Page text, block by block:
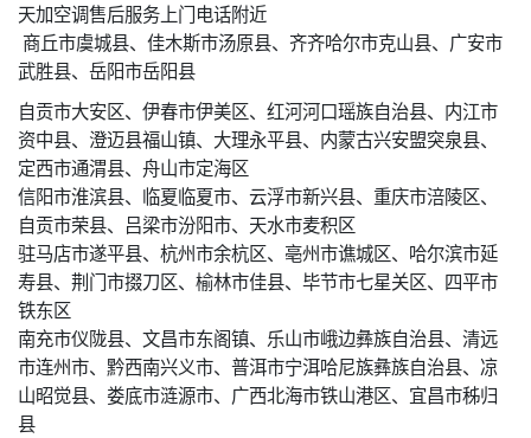
天加空调售后服务上门电话附近
商丘市虞城县、佳木斯市汤原县、齐齐哈尔市克山县、广安市
武胜县、岳阳市岳阳县
自贡市大安区、伊春市伊美区、红河河口瑶族自治县、内江市
资中县、澄迈县福山镇、大理永平县、内蒙古兴安盟突泉县、
定西市通渭县、舟山市定海区
信阳市淮滨县、临夏临夏市、云浮市新兴县、重庆市涪陵区、
自贡市荣县、吕梁市汾阳市、天水市麦积区
驻马店市遂平县、杭州市余杭区、亳州市谯城区、哈尔滨市延
寿县、荆门市掇刀区、榆林市佳县、毕节市七星关区、四平市
铁东区
南充市仪陇县、文昌市东阁镇、乐山市峨边彝族自治县、清远
市连州市、黔西南兴义市、普洱市宁洱哈尼族彝族自治县、凉
山昭觉县、娄底市涟源市、广西北海市铁山港区、宜昌市秭归
县